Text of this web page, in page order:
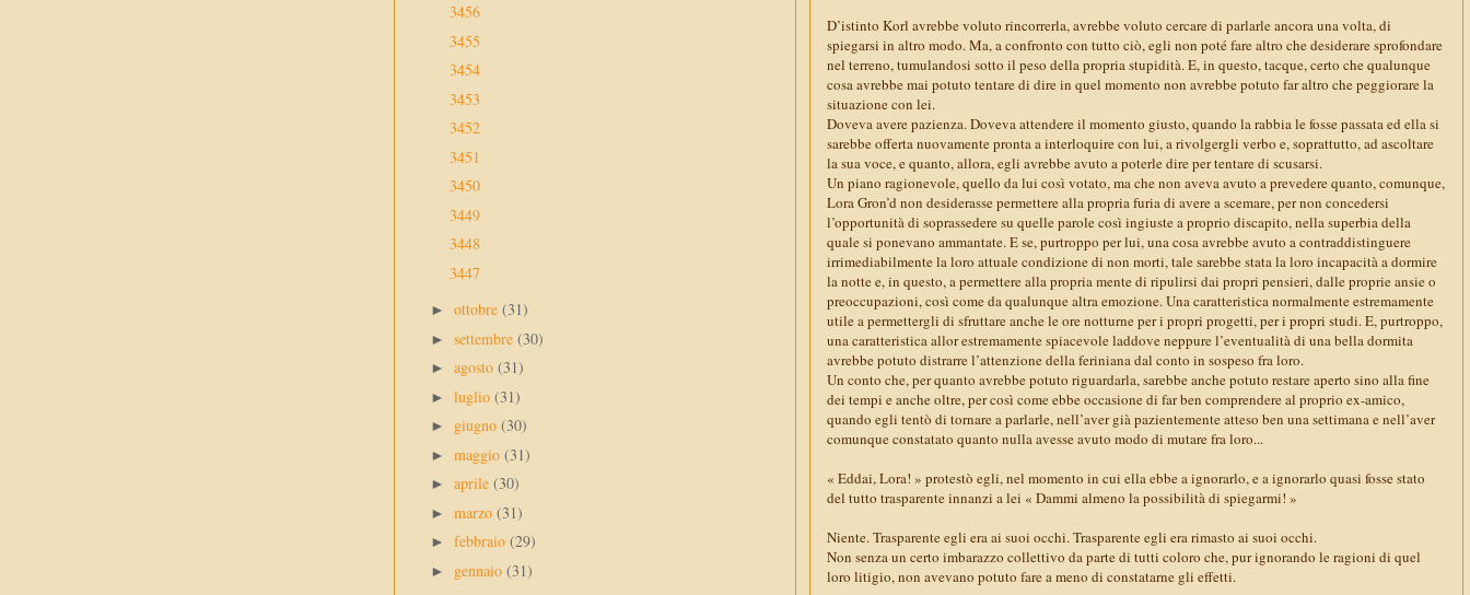
D’istinto Korl avrebbe voluto rincorrerla, avrebbe voluto cercare di parlarle ancora una volta, di
spiegarsi in altro modo. Ma, a confronto con tutto ciò, egli non poté fare altro che desiderare sprofondare
nel terreno, tumulandosi sotto il peso della propria stupidità. E, in questo, tacque, certo che qualunque
cosa avrebbe mai potuto tentare di dire in quel momento non avrebbe potuto far altro che peggiorare la
situazione con lei.
Doveva avere pazienza. Doveva attendere il momento giusto, quando la rabbia le fosse passata ed ella si
sarebbe offerta nuovamente pronta a interloquire con lui, a rivolgergli verbo e, soprattutto, ad ascoltare
la sua voce, e quanto, allora, egli avrebbe avuto a poterle dire per tentare di scusarsi.
Un piano ragionevole, quello da lui così votato, ma che non aveva avuto a prevedere quanto, comunque,
Lora Gron’d non desiderasse permettere alla propria furia di avere a scemare, per non concedersi
l’opportunità di soprassedere su quelle parole così ingiuste a proprio discapito, nella superbia della
quale si ponevano ammantate. E se, purtroppo per lui, una cosa avrebbe avuto a contraddistinguere
irrimediabilmente la loro attuale condizione di non morti, tale sarebbe stata la loro incapacità a dormire
la notte e, in questo, a permettere alla propria mente di ripulirsi dai propri pensieri, dalle proprie ansie o
preoccupazioni, così come da qualunque altra emozione. Una caratteristica normalmente estremamente
utile a permettergli di sfruttare anche le ore notturne per i propri progetti, per i propri studi. E, purtroppo,
una caratteristica allor estremamente spiacevole laddove neppure l’eventualità di una bella dormita
avrebbe potuto distrarre l’attenzione della feriniana dal conto in sospeso fra loro.
Un conto che, per quanto avrebbe potuto riguardarla, sarebbe anche potuto restare aperto sino alla fine
dei tempi e anche oltre, per così come ebbe occasione di far ben comprendere al proprio ex-amico,
quando egli tentò di tornare a parlarle, nell’aver già pazientemente atteso ben una settimana e nell’aver
comunque constatato quanto nulla avesse avuto modo di mutare fra loro...
« Eddai, Lora! » protestò egli, nel momento in cui ella ebbe a ignorarlo, e a ignorarlo quasi fosse stato
del tutto trasparente innanzi a lei « Dammi almeno la possibilità di spiegarmi! »
Niente. Trasparente egli era ai suoi occhi. Trasparente egli era rimasto ai suoi occhi.
Non senza un certo imbarazzo collettivo da parte di tutti coloro che, pur ignorando le ragioni di quel
loro litigio, non avevano potuto fare a meno di constatarne gli effetti.
3456
3455
3454
3453
3452
3451
3450
3449
3448
3447
► ottobre (31)
► settembre (30)
► agosto (31)
► luglio (31)
► giugno (30)
► maggio (31)
► aprile (30)
► marzo (31)
► febbraio (29)
► gennaio (31)